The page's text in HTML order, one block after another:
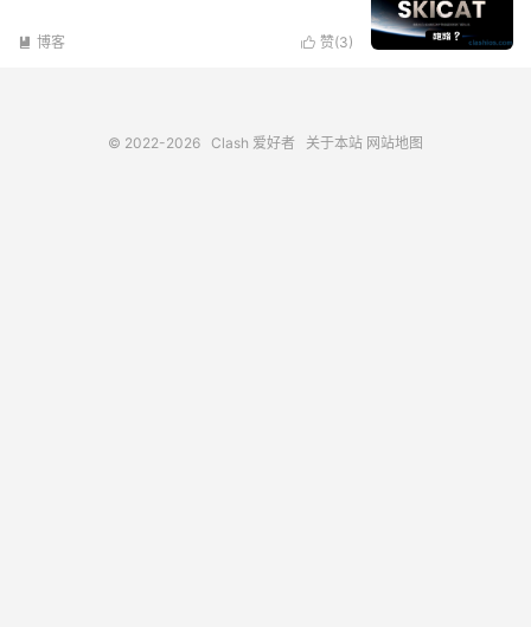
 赞(3)
 博客
© 2022-2026 Clash 爱好者 关于本站 网站地图